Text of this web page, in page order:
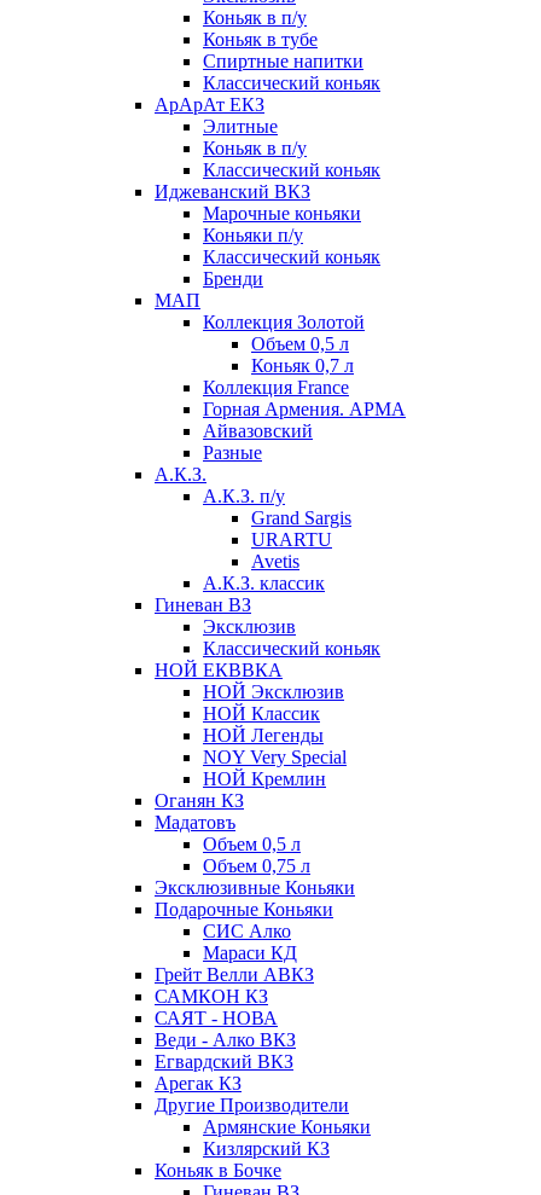
Коньяк в п/у
Коньяк в тубе
Спиртные напитки
Классический коньяк
АрАрАт ЕКЗ
Элитные
Коньяк в п/у
Классический коньяк
Иджеванский ВКЗ
Марочные коньяки
Коньяки п/у
Классический коньяк
Бренди
МАП
Коллекция Золотой
Объем 0,5 л
Коньяк 0,7 л
Коллекция France
Горная Армения. АРМА
Айвазовский
Разные
А.К.З.
А.К.З. п/у
Grand Sargis
URARTU
Avetis
А.К.З. классик
Гиневан ВЗ
Эксклюзив
Классический коньяк
НОЙ ЕКВВКА
НОЙ Эксклюзив
НОЙ Классик
НОЙ Легенды
NOY Very Speсial
НОЙ Кремлин
Оганян КЗ
Мадатовъ
Объем 0,5 л
Объем 0,75 л
Эксклюзивные Коньяки
Подарочные Коньяки
СИС Алко
Мараси КД
Грейт Велли АВКЗ
САМКОН КЗ
САЯТ - НОВА
Веди - Алко ВКЗ
Егвардский ВКЗ
Арегак КЗ
Другие Производители
Армянские Коньяки
Кизлярский КЗ
Коньяк в Бочке